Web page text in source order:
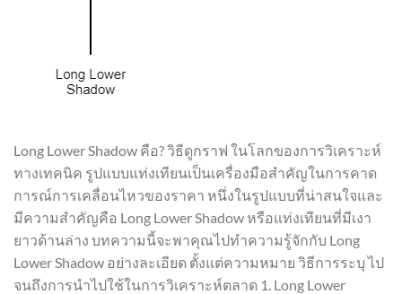
Long Lower Shadow คือ? วิธีดูกราฟ ในโลกของการวิเคราะห์
ทางเทคนิค รูปแบบแท่งเทียนเป็นเครื่องมือสำคัญในการคาด
การณ์การเคลื่อนไหวของราคา หนึ่งในรูปแบบที่น่าสนใจและ
มีความสำคัญคือ Long Lower Shadow หรือแท่งเทียนที่มีเงา
ยาวด้านล่าง บทความนี้จะพาคุณไปทำความรู้จักกับ Long
Lower Shadow อย่างละเอียด ตั้งแต่ความหมาย วิธีการระบุ ไป
จนถึงการนำไปใช้ในการวิเคราะห์ตลาด 1. Long Lower